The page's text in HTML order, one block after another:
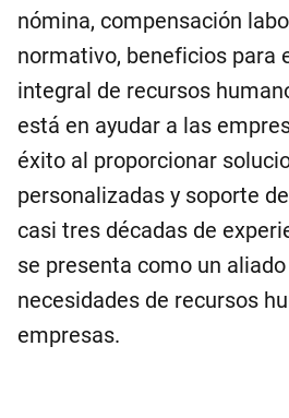
nómina, compensación
normativo, beneficios para
integral de recursos
está en ayudar a las
éxito al proporcionar
personalizadas y soporte
casi tres décadas de
se presenta como un
necesidades de recursos
empresas.